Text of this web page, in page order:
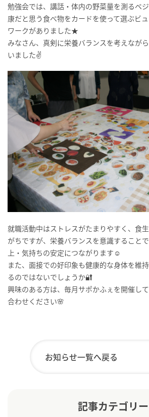
勉強会では、講話・体内の野菜量を測るベ
康だと思う食べ物をカードを使って選ぶビ
ワークがありました★
みなさん、真剣に栄養バランスを考えなが
いました✌
就職活動中はストレスがたまりやすく、食
がちですが、栄養バランスを意識すること
上・気持ちの安定につながります☺️
また、面接での好印象も健康的な身体を維
るのではないでしょうか🔐
興味のある方は、毎月サポかふぇを開催し
合わせください🌸
お知らせ一覧へ戻る
記事カテゴリー